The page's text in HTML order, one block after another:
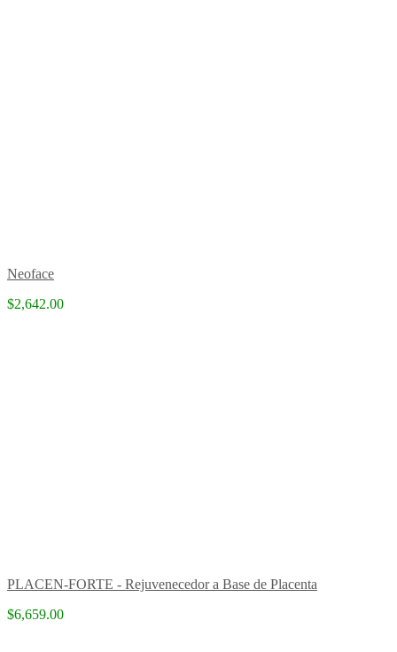
Neoface
$2,642.00
PLACEN-FORTE - Rejuvenecedor a Base de Placenta
$6,659.00